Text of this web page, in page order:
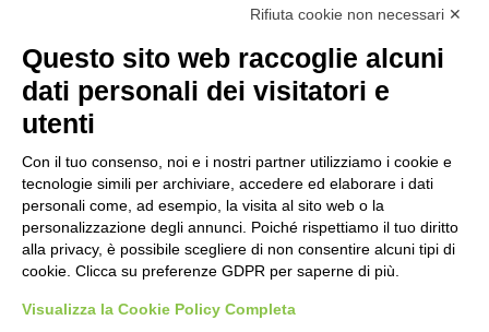
DOCUMENTI RELATIVI AL D.LGS. 62 - 21/05/2018
LINK UTILI
EU - SAFETY LIST
PRIVACY POLICY
CREDITS
INFORMATIVA LEGGE 124/2017 ART.1 COMMA 125
Seguici su
Rifiuta cookie non necessari ✕
Questo sito web raccoglie alcuni
dati personali dei visitatori e
utenti
Con il tuo consenso, noi e i nostri partner utilizziamo i cookie e
tecnologie simili per archiviare, accedere ed elaborare i dati
personali come, ad esempio, la visita al sito web o la
personalizzazione degli annunci. Poiché rispettiamo il tuo diritto
alla privacy, è possibile scegliere di non consentire alcuni tipi di
cookie. Clicca su preferenze GDPR per saperne di più.
Visualizza la Cookie Policy Completa